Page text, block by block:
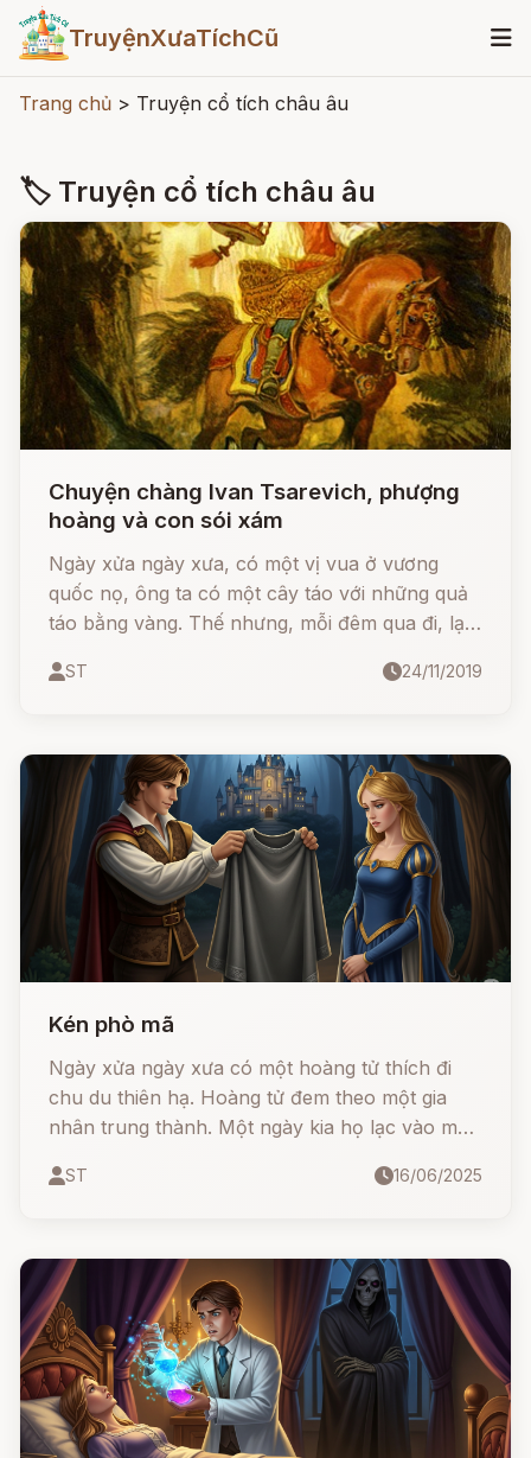
TruyệnXưaTíchCũ
Trang chủ > Truyện cổ tích châu âu
🏷 Truyện cổ tích châu âu
Chuyện chàng Ivan Tsarevich, phượng
hoàng và con sói xám
Ngày xửa ngày xưa, có một vị vua ở vương
quốc nọ, ông ta có một cây táo với những quả
táo bằng vàng. Thế nhưng, mỗi đêm qua đi, lại
ST 24/11/2019
Kén phò mã
Ngày xửa ngày xưa có một hoàng tử thích đi
chu du thiên hạ. Hoàng tử đem theo một gia
nhân trung thành. Một ngày kia họ lạc vào một
vẫn không nhìn thấy một ngôi nhà nào, họ lo
đang đi về hướng một căn nhà nhỏ, hoàng tử
rảo bước theo sau.
ST 16/06/2025